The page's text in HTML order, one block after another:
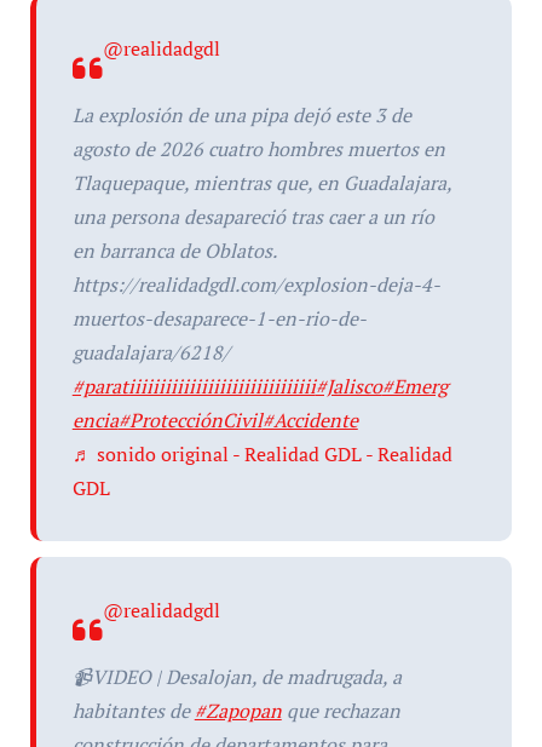
@realidadgdl
La explosión de una pipa dejó este 3 de
agosto de 2026 cuatro hombres muertos en
Tlaquepaque, mientras que, en Guadalajara,
una persona desapareció tras caer a un río
en barranca de Oblatos.
https://realidadgdl.com/explosion-deja-4-
muertos-desaparece-1-en-rio-de-
guadalajara/6218/
#paratiiiiiiiiiiiiiiiiiiiiiiiiiiiiiii#Jalisco#Emerg
encia#ProtecciónCivil#Accidente
♬ sonido original - Realidad GDL - Realidad
GDL
@realidadgdl
📹VIDEO | Desalojan, de madrugada, a
habitantes de#Zapopanque rechazan